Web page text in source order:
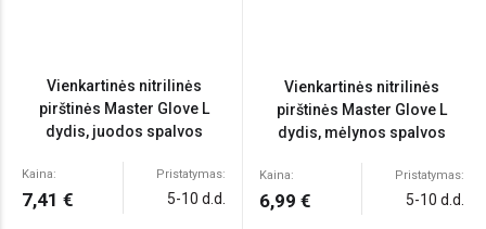
Vienkartinės nitrilinės
pirštinės Master Glove L
dydis, juodos spalvos
Kaina:
7,41 €
Pristatymas:
5-10 d.d.
Vienkartinės nitrilinės
pirštinės Master Glove L
dydis, mėlynos spalvos
Kaina:
6,99 €
Pristatymas:
5-10 d.d.